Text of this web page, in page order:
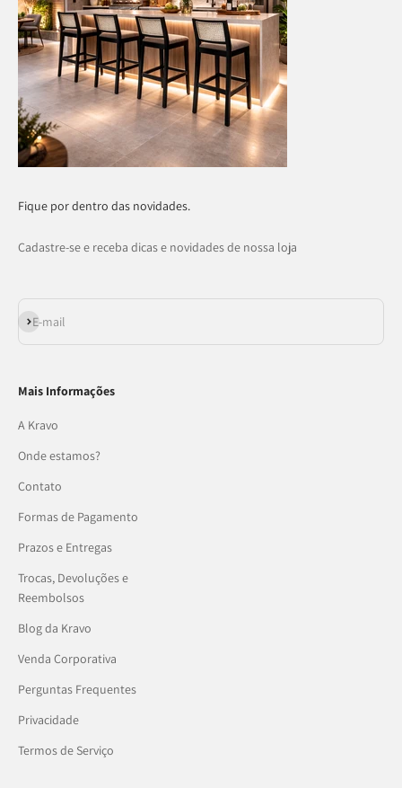
Fique por dentro das novidades.
Cadastre-se e receba dicas e novidades de nossa loja
E-mail
Assinar
Mais Informações
A Kravo
Onde estamos?
Contato
Formas de Pagamento
Prazos e Entregas
Trocas, Devoluções e
Reembolsos
Blog da Kravo
Venda Corporativa
Perguntas Frequentes
Privacidade
Termos de Serviço